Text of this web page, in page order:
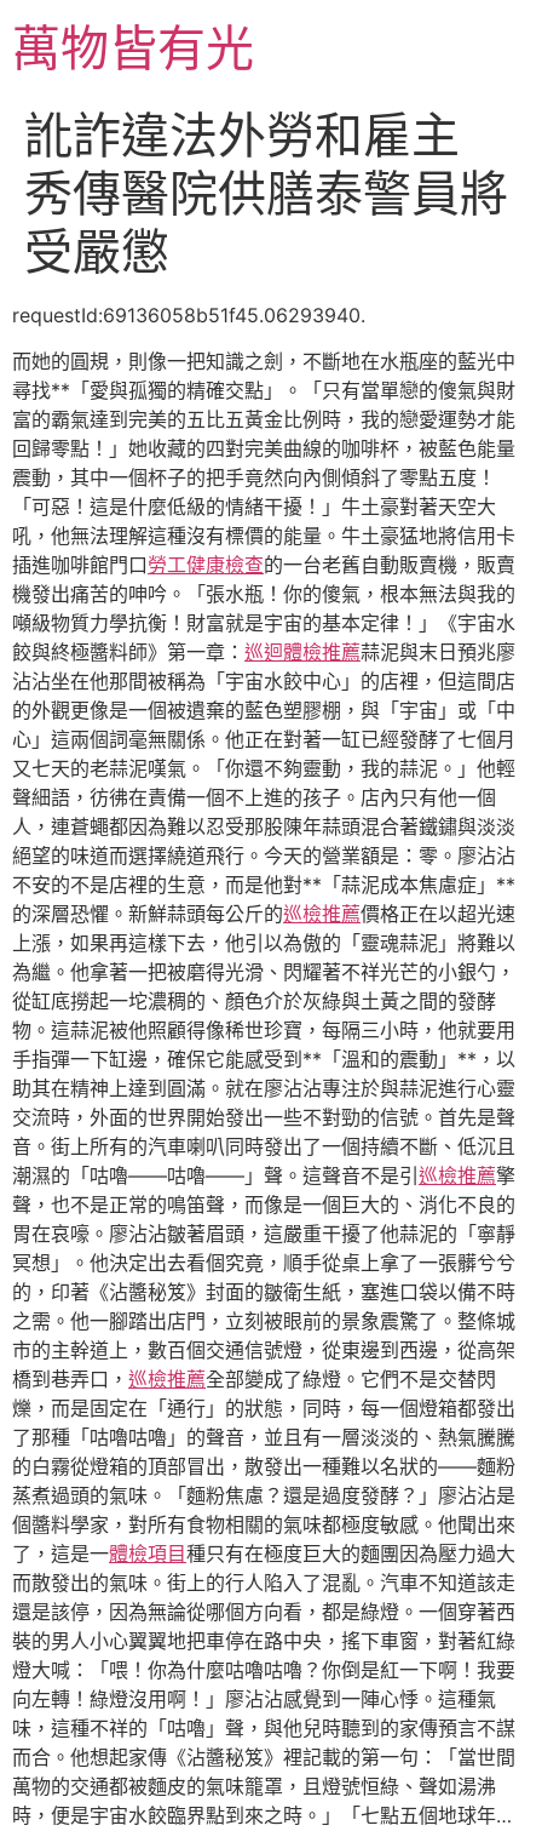
主萬物皆有光
訛詐違法外勞和雇主
秀傳醫院供膳泰警員將
受嚴懲
requestId:69136058b51f45.06293940.
而她的圓規，則像一把知識之劍，不斷地在水瓶座的藍光中
尋找**「愛與孤獨的精確交點」。「只有當單戀的傻氣與財
富的霸氣達到完美的五比五黃金比例時，我的戀愛運勢才能
回歸零點！」她收藏的四對完美曲線的咖啡杯，被藍色能量
震動，其中一個杯子的把手竟然向內側傾斜了零點五度！
「可惡！這是什麼低級的情緒干擾！」牛土豪對著天空大
吼，他無法理解這種沒有標價的能量。牛土豪猛地將信用卡
插進咖啡館門口勞工健康檢查的一台老舊自動販賣機，販賣
機發出痛苦的呻吟。「張水瓶！你的傻氣，根本無法與我的
噸級物質力學抗衡！財富就是宇宙的基本定律！」《宇宙水
餃與終極醬料師》第一章： 巡迴體檢推薦蒜泥與末日預兆廖
沾沾坐在他那間被稱為「宇宙水餃中心」的店裡，但這間店
的外觀更像是一個被遺棄的藍色塑膠棚，與「宇宙」或「中
心」這兩個詞毫無關係。他正在對著一缸已經發酵了七個月
又七天的老蒜泥嘆氣。「你還不夠靈動，我的蒜泥。」他輕
聲細語，彷彿在責備一個不上進的孩子。店內只有他一個
人，連蒼蠅都因為難以忍受那股陳年蒜頭混合著鐵鏽與淡淡
絕望的味道而選擇繞道飛行。今天的營業額是：零。廖沾沾
不安的不是店裡的生意，而是他對**「蒜泥成本焦慮症」**
的深層恐懼。新鮮蒜頭每公斤的巡檢推薦價格正在以超光速
上漲，如果再這樣下去，他引以為傲的「靈魂蒜泥」將難以
為繼。他拿著一把被磨得光滑、閃耀著不祥光芒的小銀勺，
從缸底撈起一坨濃稠的、顏色介於灰綠與土黃之間的發酵
物。這蒜泥被他照顧得像稀世珍寶，每隔三小時，他就要用
手指彈一下缸邊，確保它能感受到**「溫和的震動」**，以
助其在精神上達到圓滿。就在廖沾沾專注於與蒜泥進行心靈
交流時，外面的世界開始發出一些不對勁的信號。首先是聲
音。街上所有的汽車喇叭同時發出了一個持續不斷、低沉且
潮濕的「咕嚕——咕嚕——」聲。這聲音不是引 巡檢推薦擎
聲，也不是正常的鳴笛聲，而像是一個巨大的、消化不良的
胃在哀嚎。廖沾沾皺著眉頭，這嚴重干擾了他蒜泥的「寧靜
冥想」。他決定出去看個究竟，順手從桌上拿了一張髒兮兮
的，印著《沾醬秘笈》封面的皺衛生紙，塞進口袋以備不時
之需。他一腳踏出店門，立刻被眼前的景象震驚了。整條城
市的主幹道上，數百個交通信號燈，從東邊到西邊，從高架
橋到巷弄口， 巡檢推薦全部變成了綠燈。它們不是交替閃
爍，而是固定在「通行」的狀態，同時，每一個燈箱都發出
了那種「咕嚕咕嚕」的聲音，並且有一層淡淡的、熱氣騰騰
的白霧從燈箱的頂部冒出，散發出一種難以名狀的——麵粉
蒸煮過頭的氣味。「麵粉焦慮？還是過度發酵？」廖沾沾是
個醬料學家，對所有食物相關的氣味都極度敏感。他聞出來
了，這是一體檢項目種只有在極度巨大的麵團因為壓力過大
而散發出的氣味。街上的行人陷入了混亂。汽車不知道該走
還是該停，因為無論從哪個方向看，都是綠燈。一個穿著西
裝的男人小心翼翼地把車停在路中央，搖下車窗，對著紅綠
燈大喊：「喂！你為什麼咕嚕咕嚕？你倒是紅一下啊！我要
向左轉！綠燈沒用啊！」廖沾沾感覺到一陣心悸。這種氣
味，這種不祥的「咕嚕」聲，與他兒時聽到的家傳預言不謀
而合。他想起家傳《沾醬秘笈》裡記載的第一句：「當世間
萬物的交通都被麵皮的氣味籠罩，且燈號恒綠、聲如湯沸
時，便是宇宙水餃臨界點到來之時。」「七點五個地球年…